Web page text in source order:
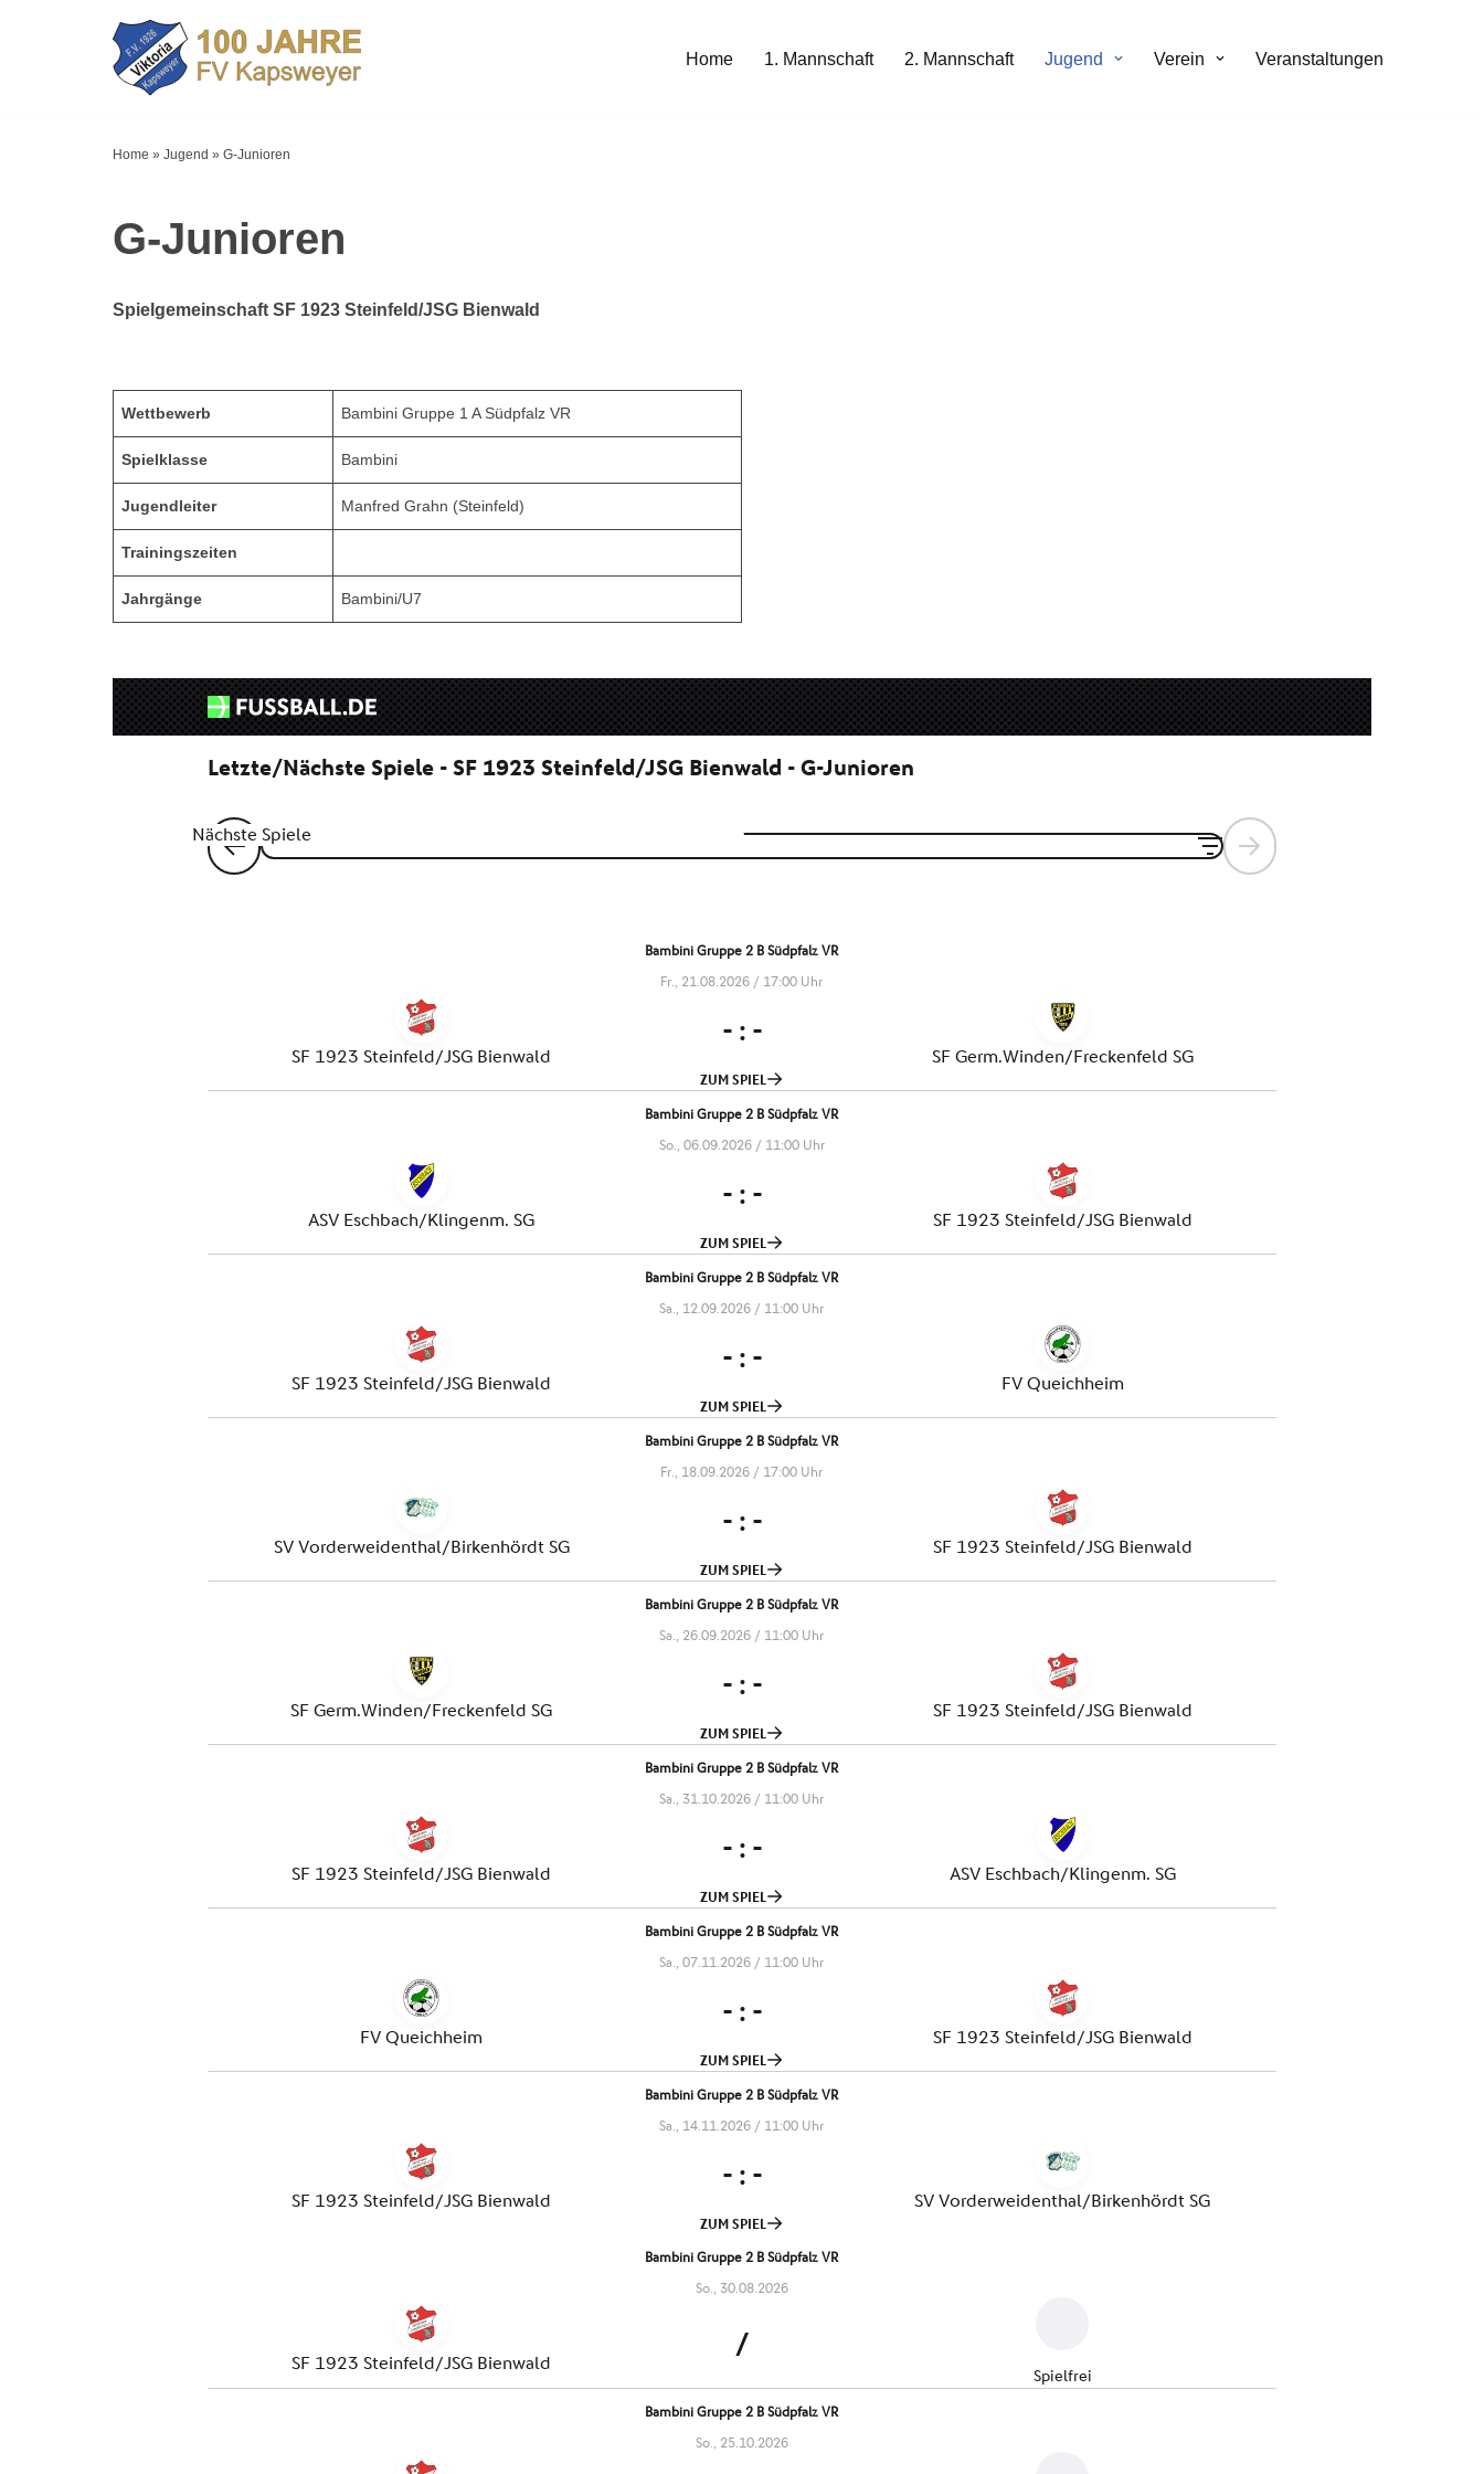
Home 1. Mannschaft 2. Mannschaft Jugend Verein Veranstaltungen
Home » Jugend » G-Junioren
G-Junioren
Spielgemeinschaft SF 1923 Steinfeld/JSG Bienwald
Wettbewerb Bambini Gruppe 1 A Südpfalz VR
Spielklasse Bambini
Jugendleiter Manfred Grahn (Steinfeld)
Trainingszeiten
Jahrgänge Bambini/U7